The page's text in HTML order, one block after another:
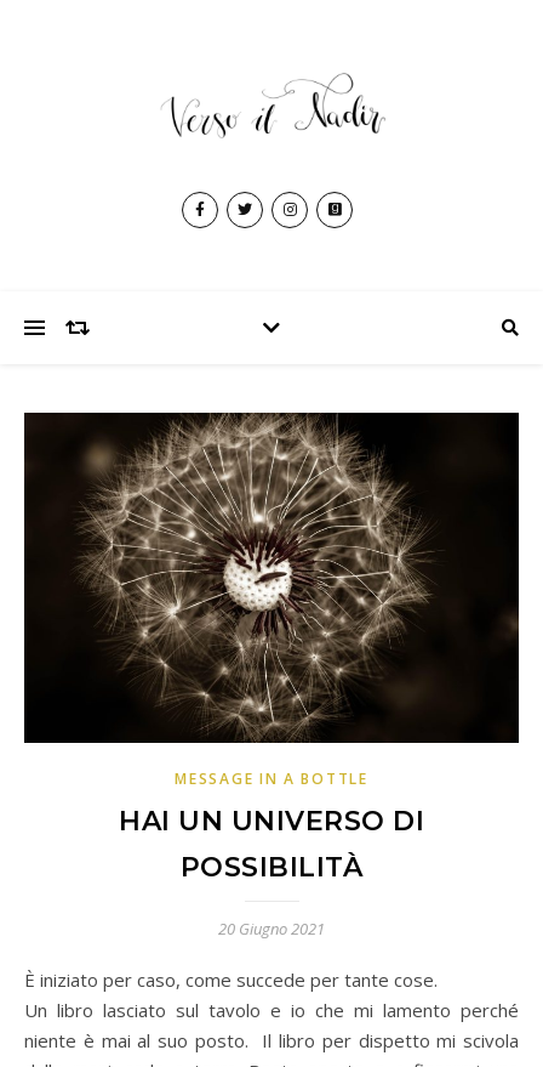
MESSAGE IN A BOTTLE
HAI UN UNIVERSO DI
POSSIBILITÀ
20 Giugno 2021
È iniziato per caso, come succede per tante cose.
Un libro lasciato sul tavolo e io che mi lamento perché
niente è mai al suo posto. Il libro per dispetto mi scivola